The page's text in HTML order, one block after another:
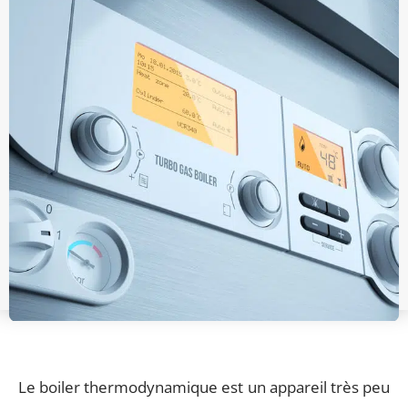
Le boiler thermodynamique est un appareil très peu